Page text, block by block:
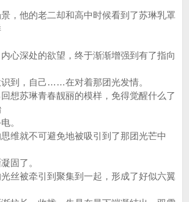
他的老二却和高中时候看到了苏琳乳罩
深处的欲望，终于渐渐增强到有了指向
到，自己……在对着那团光发情。
苏琳青春靓丽的模样，免得觉醒什么了
。
就不可避免地被吸引到了那团光芒中
固了。
被牵引到聚集到一起，形成了好似六翼